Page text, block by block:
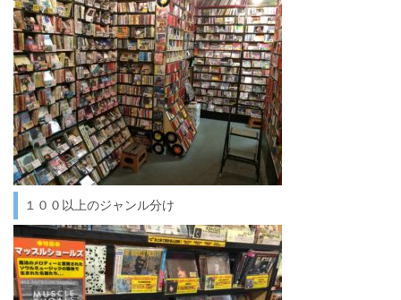
１００以上のジャンル分け